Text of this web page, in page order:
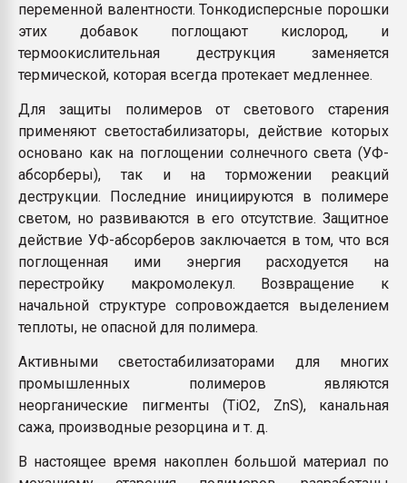
переменной валентности. Тонкодисперсные порошки
этих добавок поглощают кислород, и
термоокислительная деструкция заменяется
термической, которая всегда протекает медленнее.
Для защиты полимеров от светового старения
применяют светостабилизаторы, действие которых
основано как на поглощении солнечного света (УФ-
абсорберы), так и на торможении реакций
деструкции. Последние инициируются в полимере
светом, но развиваются в его отсутствие. Защитное
действие УФ-абсорберов заключается в том, что вся
поглощенная ими энергия расходуется на
перестройку макромолекул. Возвращение к
начальной структуре сопровождается выделением
теплоты, не опасной для полимера.
Активными светостабилизаторами для многих
промышленных полимеров являются
неорганические пигменты (TiO2, ZnS), канальная
сажа, производные резорцина и т. д.
В настоящее время накоплен большой материал по